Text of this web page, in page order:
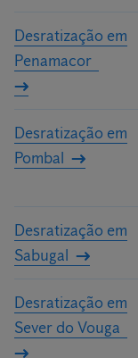
Desratização em
Penamacor
Desratização em
Pombal
Desratização em
Sabugal
Desratização em
Sever do Vouga